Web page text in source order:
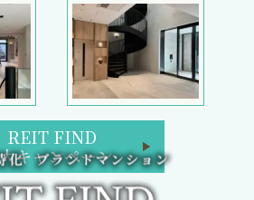
REIT FIND
キャンペーン